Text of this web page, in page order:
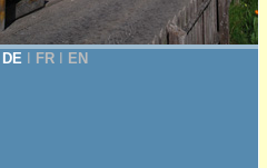
DE FR EN